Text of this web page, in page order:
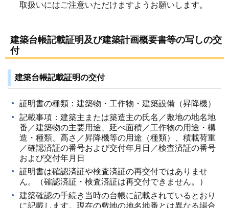
取扱いにはご注意いただけますようお願いします。
建築台帳記載証明及び建築計画概要書等の写しの交
付
建築台帳記載証明の交付
証明書の種類：建築物・工作物・建築設備（昇降機）
記載事項：建築主または築造主の氏名／敷地の地名地
番／建築物の主要用途、延べ面積／工作物の用途・構
造・種類、高さ／昇降機等の用途（種類）、積載荷重
／確認済証の番号および交付年月日／検査済証の番号
および交付年月日
証明書は確認済証や検査済証の再交付ではありませ
ん。（確認済証・検査済証は再交付できません。）
建築確認の手続き当時の台帳に記載されているとおり
に記載します。現在の敷地の地名地番とは異なる場合